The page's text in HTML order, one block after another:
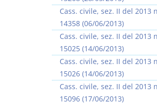
Cass. civile, sez. II del 2013
14358 (06/06/2013)
Cass. civile, sez. II del 2013
15025 (14/06/2013)
Cass. civile, sez. II del 2013
15026 (14/06/2013)
Cass. civile, sez. II del 2013
15096 (17/06/2013)